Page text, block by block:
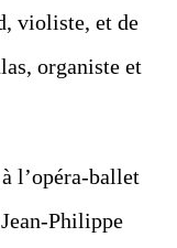
violiste, et de
organiste et
l’opéra-ballet
Philippe